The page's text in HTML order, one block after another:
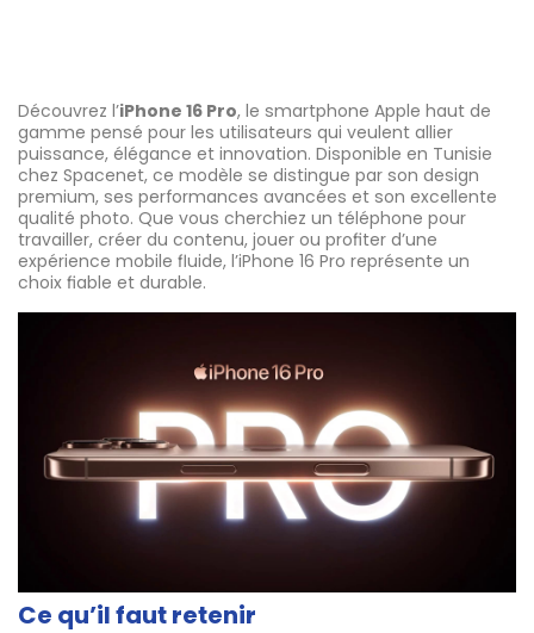
Découvrez l’iPhone 16 Pro, le smartphone Apple haut de
gamme pensé pour les utilisateurs qui veulent allier
puissance, élégance et innovation. Disponible en Tunisie
chez Spacenet, ce modèle se distingue par son design
premium, ses performances avancées et son excellente
qualité photo. Que vous cherchiez un téléphone pour
travailler, créer du contenu, jouer ou profiter d’une
expérience mobile fluide, l’iPhone 16 Pro représente un
choix fiable et durable.
Ce qu’il faut retenir